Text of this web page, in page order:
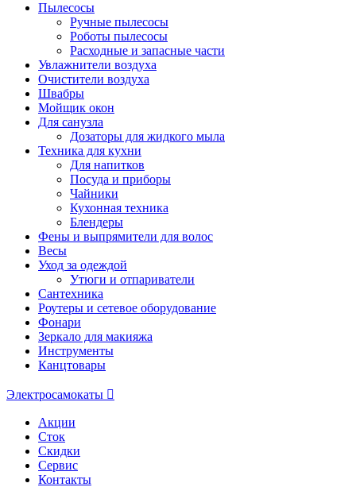
Пылесосы
Ручные пылесосы
Роботы пылесосы
Расходные и запасные части
Увлажнители воздуха
Очистители воздуха
Швабры
Мойщик окон
Для санузла
Дозаторы для жидкого мыла
Техника для кухни
Для напитков
Посуда и приборы
Чайники
Кухонная техника
Блендеры
Фены и выпрямители для волос
Весы
Уход за одеждой
Утюги и отпариватели
Сантехника
Роутеры и сетевое оборудование
Фонари
Зеркало для макияжа
Инструменты
Канцтовары
Электросамокаты
Акции
Сток
Скидки
Сервис
Контакты